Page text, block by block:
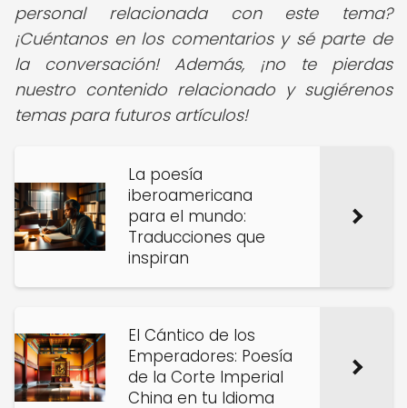
personal relacionada con este tema?
¡Cuéntanos en los comentarios y sé parte de
la conversación! Además, ¡no te pierdas
nuestro contenido relacionado y sugiérenos
temas para futuros artículos!
La poesía
iberoamericana
para el mundo:
Traducciones que
inspiran
El Cántico de los
Emperadores: Poesía
de la Corte Imperial
China en tu Idioma